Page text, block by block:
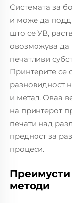
Системата за
и може да
што се УВ,
овозможува да
печатливи
Принтерите се
разновидност
и метал. Оваа
на принтерот
печати над
предност за
процеси.
методи